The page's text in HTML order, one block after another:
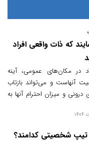
که ذات واقعی افراد
در مکان‌های عمومی، آینه
آنهاست و می‌تواند بازتاب
و میزان احترام آنها به
شخصیتی کدامند؟